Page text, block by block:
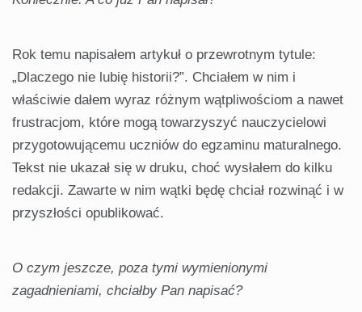
Rok temu napisałem artykuł o przewrotnym tytule:
„Dlaczego nie lubię historii?”. Chciałem w nim i
właściwie dałem wyraz różnym wątpliwościom a nawet
frustracjom, które mogą towarzyszyć nauczycielowi
przygotowującemu uczniów do egzaminu maturalnego.
Tekst nie ukazał się w druku, choć wysłałem do kilku
redakcji. Zawarte w nim wątki będę chciał rozwinąć i w
przyszłości opublikować.
O czym jeszcze, poza tymi wymienionymi
zagadnieniami, chciałby Pan napisać?